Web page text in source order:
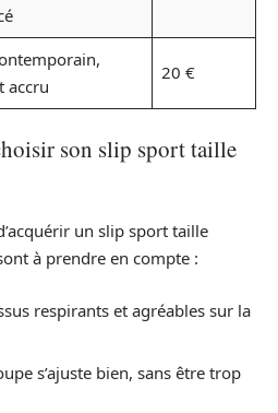
accru
20 €
son slip sport taille
un slip sport taille
à prendre en compte :
respirants et agréables sur la
s’ajuste bien, sans être trop